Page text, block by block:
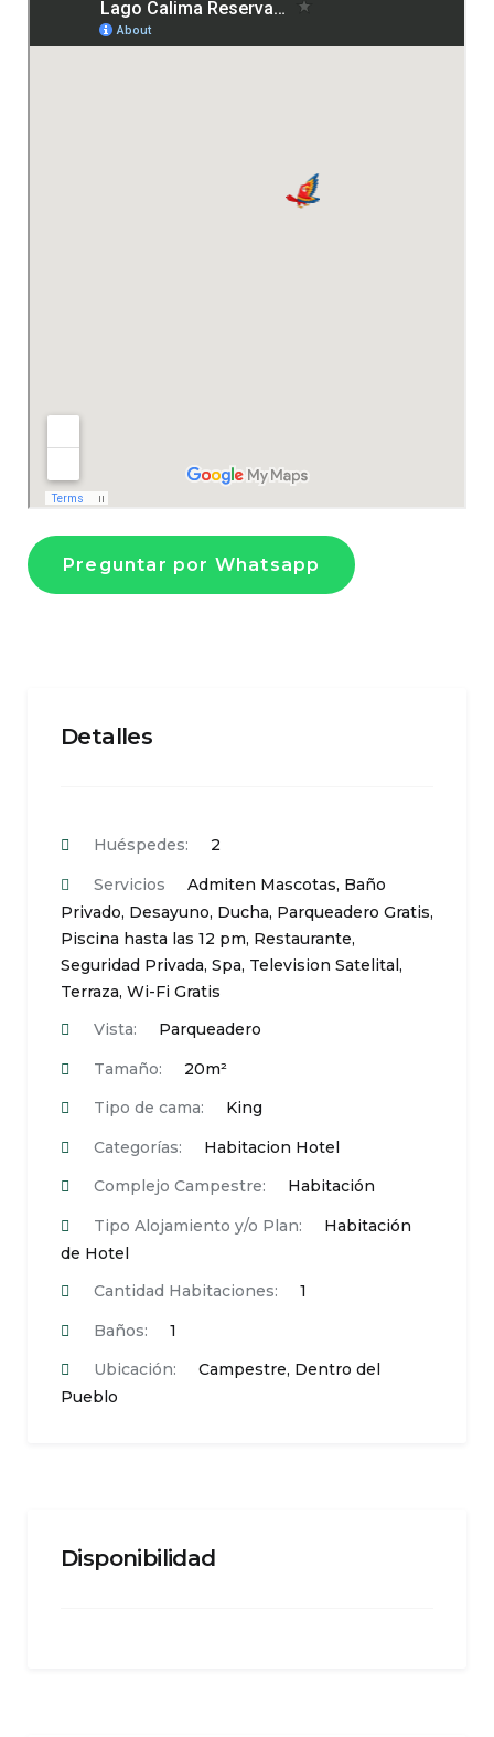
Preguntar por Whatsapp
Detalles
Huéspedes:
2
Servicios
Admiten Mascotas, Baño
Privado, Desayuno, Ducha, Parqueadero Gratis,
Piscina hasta las 12 pm, Restaurante,
Seguridad Privada, Spa, Television Satelital,
Terraza, Wi-Fi Gratis
Vista:
Parqueadero
Tamaño:
20m²
Tipo de cama:
King
Categorías:
Habitacion Hotel
Complejo Campestre:
Habitación
Tipo Alojamiento y/o Plan:
Habitación
de Hotel
Cantidad Habitaciones:
1
Baños:
1
Ubicación:
Campestre, Dentro del
Pueblo
Disponibilidad